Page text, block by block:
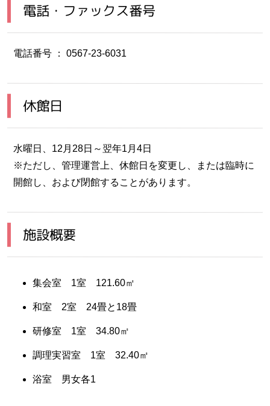
電話・ファックス番号
電話番号 ： 0567-23-6031
休館日
水曜日、12月28日～翌年1月4日
※ただし、管理運営上、休館日を変更し、または臨時に
開館し、および閉館することがあります。
施設概要
集会室 1室 121.60㎡
和室 2室 24畳と18畳
研修室 1室 34.80㎡
調理実習室 1室 32.40㎡
浴室 男女各1